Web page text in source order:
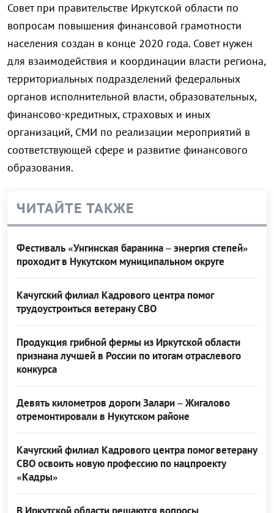
Совет при правительстве Иркутской области по
вопросам повышения финансовой грамотности
населения создан в конце 2020 года. Совет нужен
для взаимодействия и координации власти региона,
территориальных подразделений федеральных
органов исполнительной власти, образовательных,
финансово-кредитных, страховых и иных
организаций, СМИ по реализации мероприятий в
соответствующей сфере и развитие финансового
образования.
ЧИТАЙТЕ ТАКЖЕ
Фестиваль «Унгинская баранина – энергия степей»
проходит в Нукутском муниципальном округе
Качугский филиал Кадрового центра помог
трудоустроиться ветерану СВО
Продукция грибной фермы из Иркутской области
признана лучшей в России по итогам отраслевого
конкурса
Девять километров дороги Залари – Жигалово
отремонтировали в Нукутском районе
Качугский филиал Кадрового центра помог ветерану
СВО освоить новую профессию по нацпроекту
«Кадры»